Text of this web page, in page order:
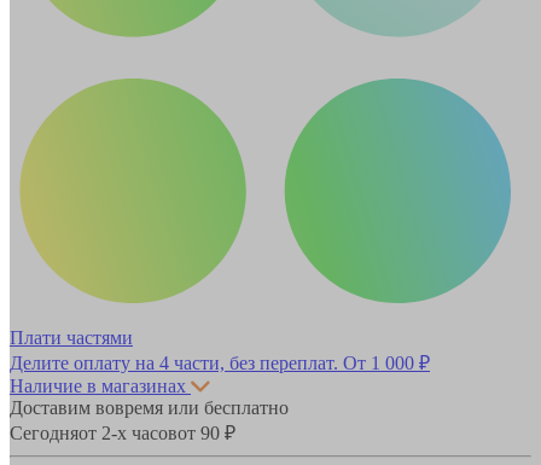
Плати частями
Делите оплату на 4 части, без переплат. От 1 000 ₽
Наличие в магазинах
Доставим вовремя или бесплатно
Сегодняот 2-х часовот 90 ₽